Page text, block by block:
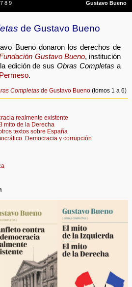
de Gustavo Bueno
Bueno donaron los derechos de
Gustavo Bueno, institución
edición de susObras Completas a
Permeso.
Completas de Gustavo Bueno (tomos 1 a 6)
realmente existente
mito de la Derecha
textos sobre España
Democracia y corrupción